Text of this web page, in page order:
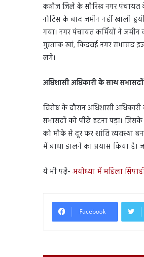
कन्नौज जिले के सौरिख नगर
नोटिस के बाद जमीन नहीं खाली
गया। नगर पंचायत कर्मियों ने
मुस्ताक खां, किदवई नगर सभासद
लगे।
अधिशासी अधिकारी के साथ
विरोध के दौरान अधिशासी
सभासदों को पीछे हटना पड़ा।
को मौके से दूर कर शांति व्यवस्था
में बाधा डालने का प्रयास किया है।
ये भी पढ़ें- अयोध्या में महिला
Facebook